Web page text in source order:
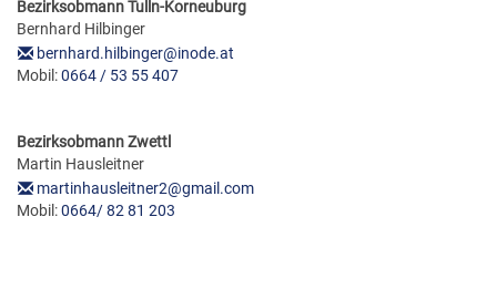
Bezirksobmann Tulln-Korneuburg
Bernhard Hilbinger
bernhard.hilbinger@inode.at
Mobil:0664 / 53 55 407
Bezirksobmann Zwettl
Martin Hausleitner
martinhausleitner2@gmail.com
Mobil:0664/ 82 81 203